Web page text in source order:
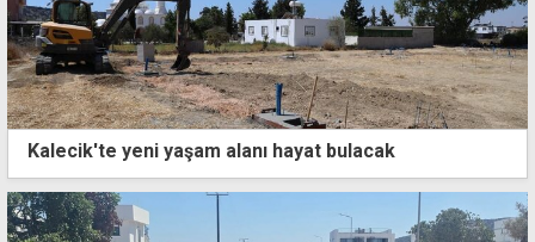
Kalecik'te yeni yaşam alanı hayat bulacak